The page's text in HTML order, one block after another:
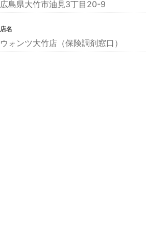
広島県大竹市油見3丁目20-9
店名
ウォンツ大竹店（保険調剤窓口）